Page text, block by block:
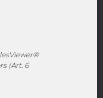
(Art. 6
Uhr